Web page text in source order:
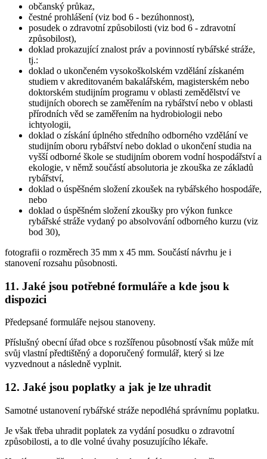
občanský průkaz,
čestné prohlášení (viz bod 6 - bezúhonnost),
posudek o zdravotní způsobilosti (viz bod 6 - zdravotní
způsobilost),
doklad prokazující znalost práv a povinností rybářské stráže,
tj.:
doklad o ukončeném vysokoškolském vzdělání získaném
studiem v akreditovaném bakalářském, magisterském nebo
doktorském studijním programu v oblasti zemědělství ve
studijních oborech se zaměřením na rybářství nebo v oblasti
přírodních věd se zaměřením na hydrobiologii nebo
ichtyologii,
doklad o získání úplného středního odborného vzdělání ve
studijním oboru rybářství nebo doklad o ukončení studia na
vyšší odborné škole se studijním oborem vodní hospodářství a
ekologie, v němž součástí absolutoria je zkouška ze základů
rybářství,
doklad o úspěšném složení zkoušek na rybářského hospodáře,
nebo
doklad o úspěšném složení zkoušky pro výkon funkce
rybářské stráže vydaný po absolvování odborného kurzu (viz
bod 30),
fotografii o rozměrech 35 mm x 45 mm. Součástí návrhu je i
stanovení rozsahu působnosti.
11. Jaké jsou potřebné formuláře a kde jsou k
dispozici
Předepsané formuláře nejsou stanoveny.
Příslušný obecní úřad obce s rozšířenou působností však může mít
svůj vlastní předtištěný a doporučený formulář, který si lze
vyzvednout a následně vyplnit.
12. Jaké jsou poplatky a jak je lze uhradit
Samotné ustanovení rybářské stráže nepodléhá správnímu poplatku.
Je však třeba uhradit poplatek za vydání posudku o zdravotní
způsobilosti, a to dle volné úvahy posuzujícího lékaře.